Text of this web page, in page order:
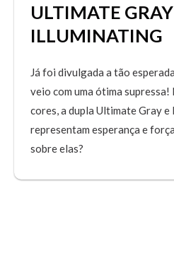
ULTIMATE
ILLUMINATING
Já foi divulgada a tão
veio com uma ótima supressa!
cores, a dupla Ultimate Gray
representam esperança e
sobre elas?